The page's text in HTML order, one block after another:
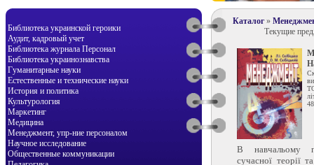
Библиотека украинской героики
Аудит, кадровый учет
Библиотека журнала Персонал
Библиотека украинознавства
Гуманитарные науки
Естественные и технические науки
История и политика
Культурология
Маркетинг
Медицина
Менеджмент, упр-ние персоналом
Научное исследование
Общественные коммуникации
Каталог»
Текущие
В навчальому
сучасної теорії